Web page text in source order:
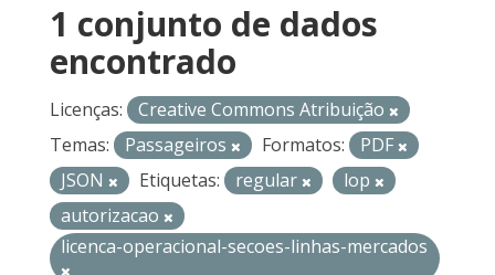
1 conjunto de dados
encontrado
Licenças:
Creative Commons Atribuição
Temas:
Passageiros Formatos:
PDF
JSON
Etiquetas: regular
lop
autorizacao
licenca-operacional-secoes-linhas-mercados